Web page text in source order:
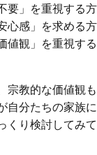
要」を重視する方
心感」を求める方
値観」を重視する
宗教的な価値観も
自分たちの家族に
くり検討してみて